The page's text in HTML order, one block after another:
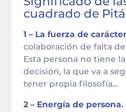
cuadrado de
1 – La fuerza de
colaboración de falta
Esta persona no tiene
decisión, la que va a
tener propia filosofía...
2 – Energía de persona.